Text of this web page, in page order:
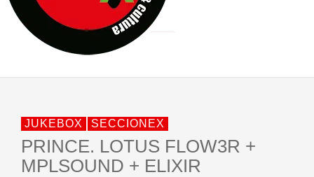
MARSHALL FLASH PRESENTA EN EXVITA [RELATIVA
JOFRE BARDAGÍ EN EXVITA INTERPRETANDO A SERRAT
JUKEBOX SECCIONEX
PRINCE. LOTUS FLOW3R +
MPLSOUND + ELIXIR